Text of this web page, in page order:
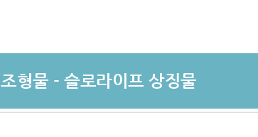
조형물 - 슬로라이프 상징물